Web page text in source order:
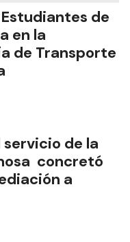
de
en la
de Transporte
servicio de la
concretó
a